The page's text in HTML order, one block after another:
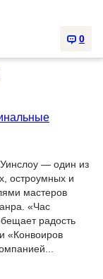
0
— один из
остроумных и
мастеров
«Час
радость
«Конвоиров